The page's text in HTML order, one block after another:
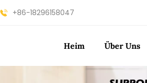
+86-18296158047
Heim Über Uns